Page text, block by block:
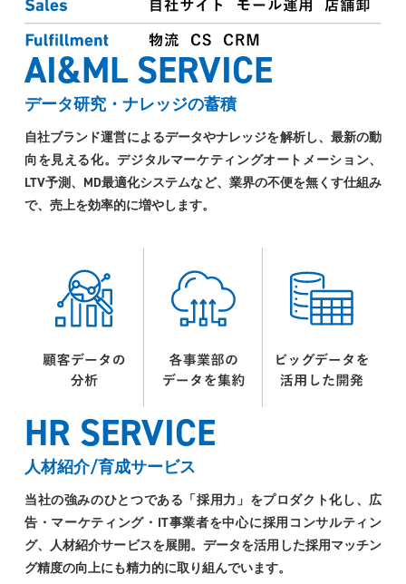
AI&ML SERVICE
データ研究・ナレッジの蓄積
自社ブランド運営によるデータやナレッジを解析し、最新の動
向を見える化。デジタルマーケティングオートメーション、
LTV予測、MD最適化システムなど、業界の不便を無くす仕組み
で、売上を効率的に増やします。
HR SERVICE
人材紹介/育成サービス
当社の強みのひとつである「採用力」をプロダクト化し、広
告・マーケティング・IT事業者を中心に採用コンサルティン
グ、人材紹介サービスを展開。データを活用した採用マッチン
グ精度の向上にも精力的に取り組んでいます。